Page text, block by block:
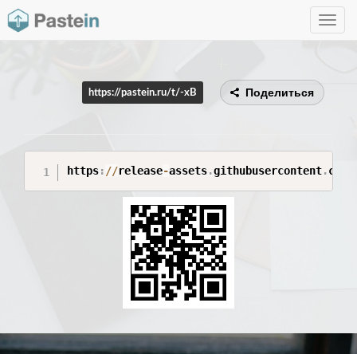
Toggle
https://pastein.ru/t/-xB Поделиться
https: //release-assets.githubusercontent.com